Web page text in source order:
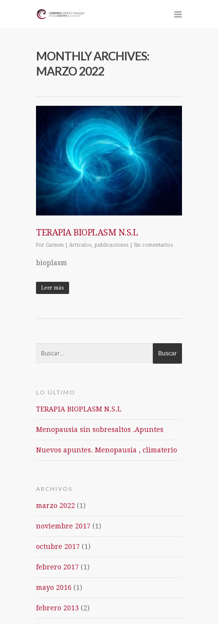
MONTHLY ARCHIVES:
MARZO 2022
TERAPIA BIOPLASM N.S.L
Por Carmen Artículos publicaciones Sin comentarios
bioplasm
Leer más
LO ÚLTIMO
TERAPIA BIOPLASM N.S.L
Menopausia sin sobresaltos .Apuntes
Nuevos apuntes. Menopausia , climaterio
ARCHIVOS
marzo 2022 (1)
noviembre 2017 (1)
octubre 2017 (1)
febrero 2017 (1)
mayo 2016 (1)
febrero 2013 (2)